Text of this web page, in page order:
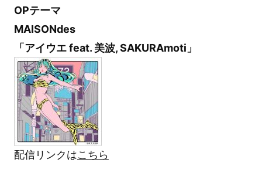
OPテーマ
MAISONdes
「アイウエ feat. 美波, SAKURAmoti」
配信リンクはこちら